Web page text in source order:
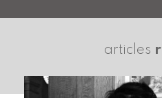
articles